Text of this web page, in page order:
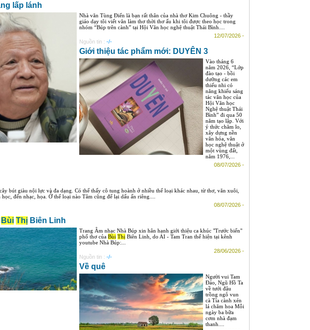
lấp lánh
Nhà văn Tùng Điển là bạn rất thân của nhà thơ Kim Chuông - thầy
giáo dạy tôi viết văn làm thơ thời thơ ấu khi tôi được theo học trong
nhóm “Búp trên cành” tại Hội Văn học nghệ thuật Thái Bình....
12/07/2026 -
Nguồn tin : -/-
Giới thiệu tác phẩm mới: DUYÊN 3
Vào tháng 6
năm 2026, “Lớp
đào tạo - bồi
dưỡng các em
thiếu nhi có
năng khiếu sáng
tác văn học của
Hội Văn học
Nghệ thuật Thái
Bình” đi qua 50
năm tạo lập. Với
ý thức chăm lo,
xây dựng nền
văn hóa, văn
học nghệ thuật ở
một vùng đất,
năm 1976,...
08/07/2026 -
bút giàu nội lực và đa dạng. Có thể thấy cô tung hoành ở nhiều thể loại khác nhau, từ thơ, văn xuôi,
đến nhạc, họa. Ở thể loại nào Tâm cũng để lại dấu ấn riêng....
08/07/2026 -
Bùi Thị Biên Linh
Trang Âm nhạc Nhà Búp xin hân hạnh giới thiệu ca khúc "Trước biển"
phổ thơ của Bùi Thị Biên Linh, do AI - Tam Tran thể hiện tại kênh
youtube Nhà Búp:...
28/06/2026 -
Nguồn tin : -/-
Về quê
Người vui Tam
Đảo, Ngũ Hồ Ta
về tưới đậu
trồng ngô vun
cà Tỉa cành xén
lá chăm hoa Mỗi
ngày ba bữa
cơm nhà đạm
thanh....